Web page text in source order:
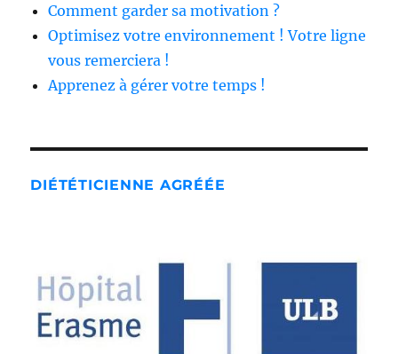
Comment garder sa motivation ?
Optimisez votre environnement ! Votre ligne
vous remerciera !
Apprenez à gérer votre temps !
DIÉTÉTICIENNE AGRÉÉE